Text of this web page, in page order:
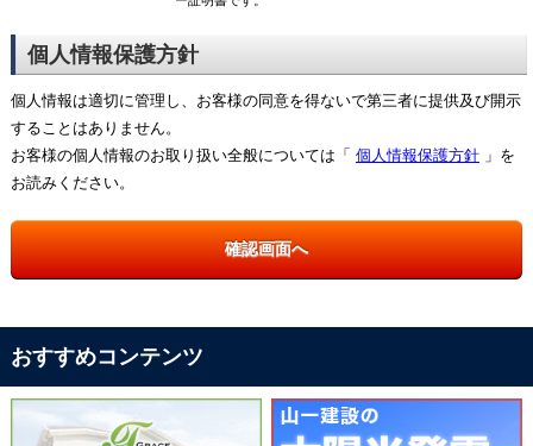
個人情報保護方針
個人情報は適切に管理し、お客様の同意を得ないで第三者に提供及び開示
することはありません。
お客様の個人情報のお取り扱い全般については「 個人情報保護方針」を
お読みください。
おすすめコンテンツ